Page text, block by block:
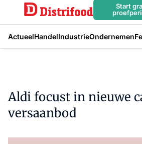
Start
ActueelHandelIndustrieOndernemen
Aldi focust in nieuwe
versaanbod